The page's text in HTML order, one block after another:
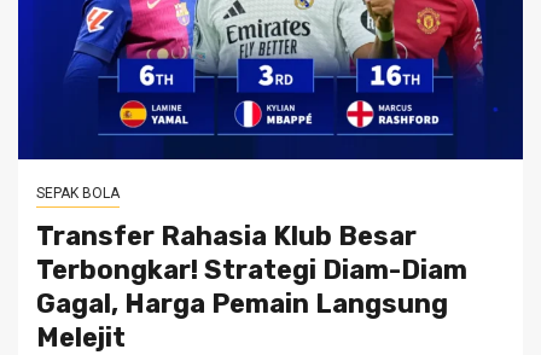
SEPAK BOLA
Transfer Rahasia Klub Besar
Terbongkar! Strategi Diam-Diam
Gagal, Harga Pemain Langsung
Melejit